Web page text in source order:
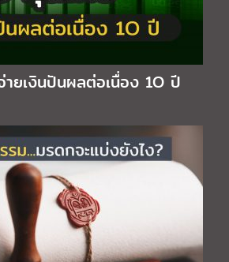
ยเงินปันผลต่อเนื่อง 1O ปี